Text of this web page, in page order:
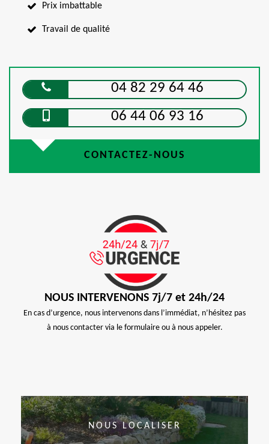
Prix imbattable
Travail de qualité
04 82 29 64 46
06 44 06 93 16
CONTACTEZ-NOUS
NOUS INTERVENONS 7j/7 et 24h/24
En cas d’urgence, nous intervenons dans l’immédiat, n’hésitez pas
à nous contacter via le formulaire ou à nous appeler.
NOUS LOCALISER